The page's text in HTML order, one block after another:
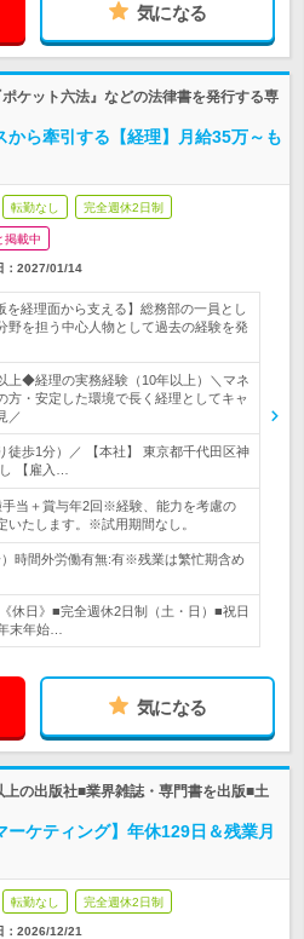
気になる
ケット六法』などの法律書を発行する専
から牽引する【経理】月給35万～も
転勤なし 完全週休2日制
掲載中
2027/01/14
を経理面から支える】総務部の一員とし
野を担う中心人物として過去の経験を発
上◆経理の実務経験（10年以上）＼マネ
方・安定した環境で長く経理としてキャ
／
徒歩1分）／ 【本社】 東京都千代田区神
【雇入…
手当＋賞与年2回※経験、能力を考慮の
いたします。※試用期間なし。
時間外労働有無:有※残業は繁忙期含め
休日》■完全週休2日制（土・日）■祝日
末年始…
気になる
の出版社■業界雑誌・専門書を出版■土
ケティング】年休129日＆残業月
転勤なし 完全週休2日制
2026/12/21